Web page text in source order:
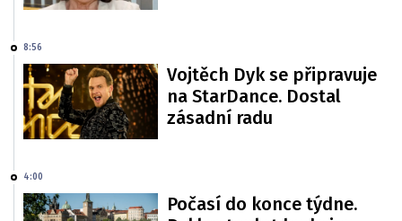
8:56
Vojtěch Dyk se připravuje
na StarDance. Dostal
zásadní radu
4:00
Počasí do konce týdne.